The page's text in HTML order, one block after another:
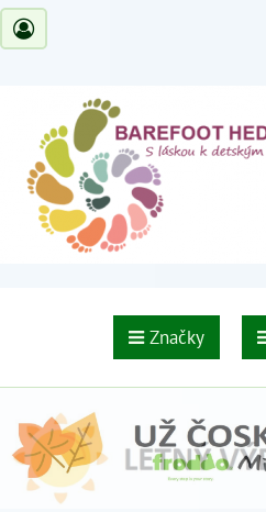
Značky